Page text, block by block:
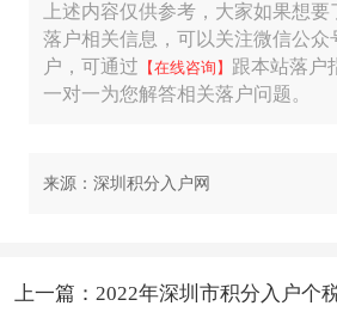
上述内容仅供参考，大家如果想
落户相关信息，可以关注微信公众
户，可通过 【在线咨询】 跟本站落户
一对一为您解答相关落户问题。
来源：深圳积分入户网
上一篇：2022年深圳市积分入户个